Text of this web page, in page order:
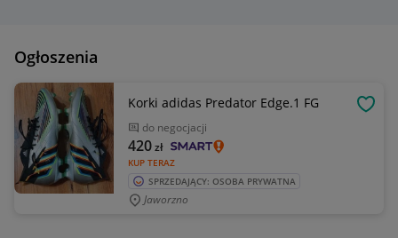
Ogłoszenia
Korki adidas Predator Edge.1 FG
do negocjacji
KUP TERAZ
420zł
SPRZEDAJĄCY: OSOBA PRYWATNA
Jaworzno